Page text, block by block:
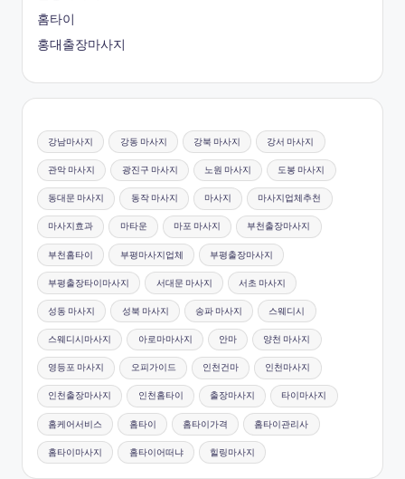
홈타이
홍대출장마사지
강남마사지 강동 마사지 강북 마사지 강서 마사지
관악 마사지 광진구 마사지 노원 마사지 도봉 마사지
동대문 마사지 동작 마사지 마사지 마사지업체추천
마사지효과 마타운 마포 마사지 부천출장마사지
부천홈타이 부평마사지업체 부평출장마사지
부평출장타이마사지 서대문 마사지 서초 마사지
성동 마사지 성북 마사지 송파 마사지 스웨디시
스웨디시마사지 아로마마사지 안마 양천 마사지
영등포 마사지 오피가이드 인천건마 인천마사지
인천출장마사지 인천홈타이 출장마사지 타이마사지
홈케어서비스 홈타이 홈타이가격 홈타이관리사
홈타이마사지 홈타이어떠냐 힐링마사지